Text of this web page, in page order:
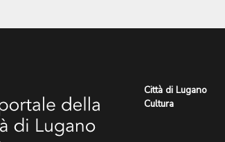
Città di Lugano
Cultura